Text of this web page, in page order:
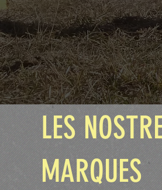
LES
MARQUES